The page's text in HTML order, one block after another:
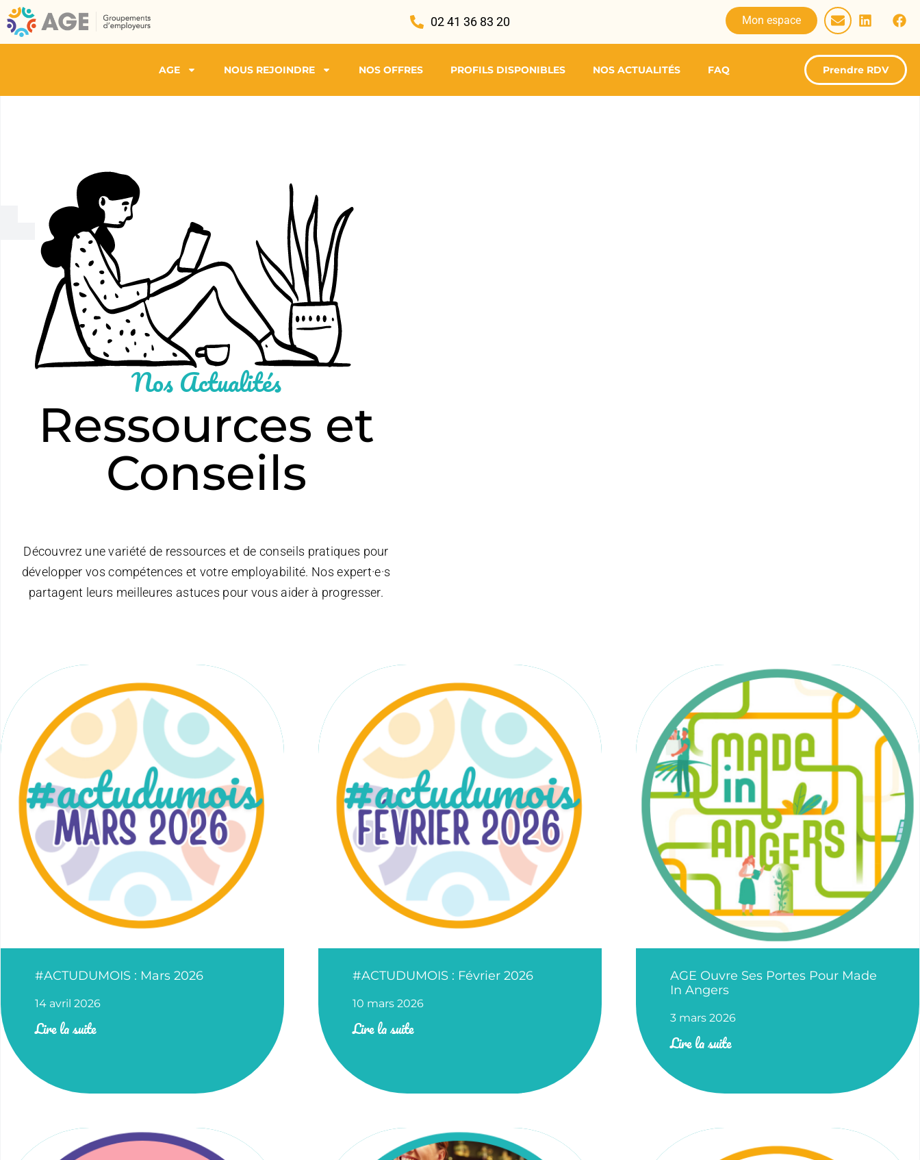
02 41 36 83 20 Mon espace
AGE NOUS REJOINDRE NOS OFFRES PROFILS DISPONIBLES NOS ACTUALITÉS FAQ Prendre RDV
Nos Actualités
Ressources et
Conseils
Découvrez une variété de ressources et de conseils pratiques pour
développer vos compétences et votre employabilité. Nos expert·e·s
partagent leurs meilleures astuces pour vous aider à progresser.
#ACTUDUMOIS : Mars 2026
14 avril 2026
Lire la suite
#ACTUDUMOIS : Février 2026
10 mars 2026
Lire la suite
AGE Ouvre Ses Portes Pour Made
In Angers
3 mars 2026
Lire la suite